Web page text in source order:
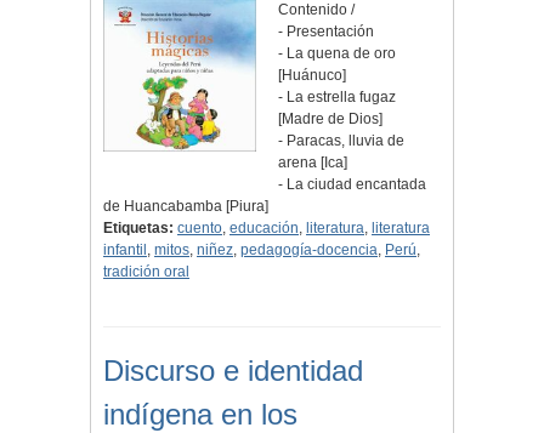
Contenido /
- Presentación
- La quena de oro
[Huánuco]
- La estrella fugaz
[Madre de Dios]
- Paracas, lluvia de
arena [Ica]
- La ciudad encantada
de Huancabamba [Piura]
Etiquetas: cuento, educación, literatura, literatura
infantil , mitos, niñez, pedagogía-docencia, Perú,
tradición oral
Discurso e identidad
indígena en los